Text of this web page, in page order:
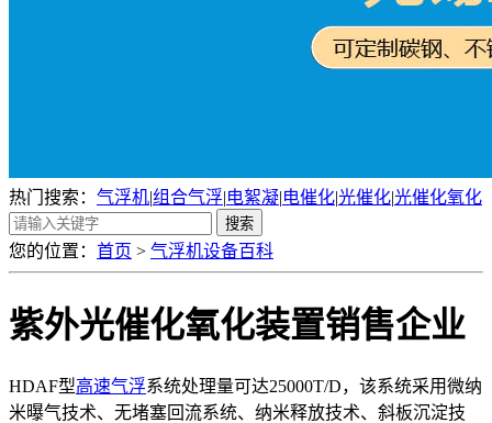
热门搜索： 气浮机|组合气浮|电絮凝|电催化|光催化|光催化氧化
您的位置： 首页 > 气浮机设备百科
紫外光催化氧化装置销售企业
HDAF型高速气浮系统处理量可达25000T/D，该系统采用微纳
米曝气技术、无堵塞回流系统、纳米释放技术、斜板沉淀技